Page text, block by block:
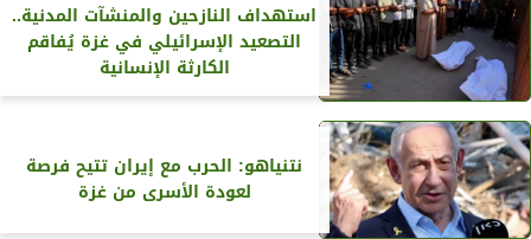
استهداف النازحين والمنشآت المدنية..
التصعيد الإسرائيلي في غزة يُفاقم
الكارثة الإنسانية
نتنياهو: الحرب مع إيران تتيح فرصة
لعودة الأسرى من غزة